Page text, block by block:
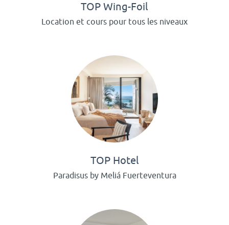
TOP Wing-Foil
Location et cours pour tous les niveaux
TOP Hotel
Paradisus by Meliá Fuerteventura